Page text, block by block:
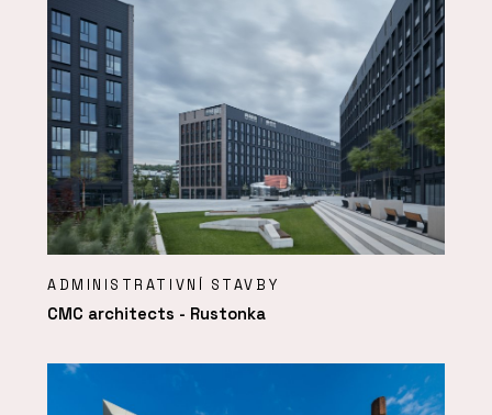
ADMINISTRATIVNÍ STAVBY
CMC architects - Rustonka